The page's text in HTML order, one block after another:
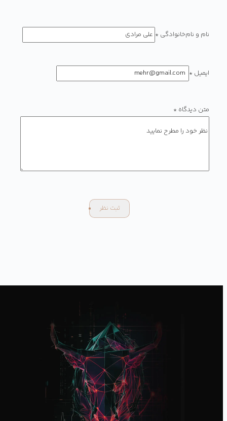
نام و نام‌خانوادگی*
ایمیل *
متن دیدگاه*
ثبت نظر